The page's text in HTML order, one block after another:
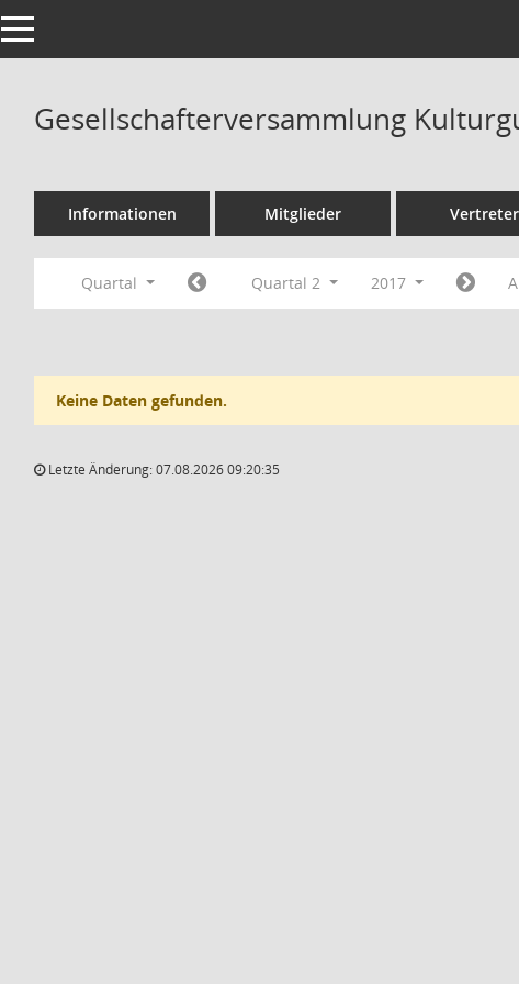
Toggle navigation
Gesellschafterversammlung
Informationen Mitglieder Vertreter
Quartal Quartal 2 2017
Keine Daten gefunden.
Letzte Änderung: 07.08.2026 09:20:35